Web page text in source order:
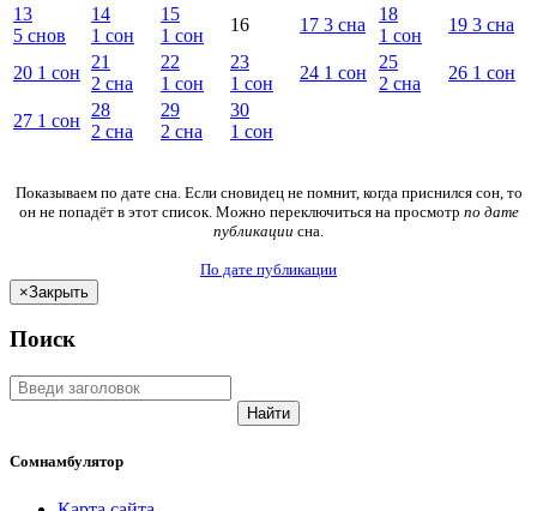
13
5 снов
14
1 сон
15
1 сон
16 17 3 сна
18
1 сон
19 3 сна
20 1 сон
21
2 сна
22
1 сон
23
1 сон
24 1 сон
25
2 сна
26 1 сон
27 1 сон
28
2 сна
29
2 сна
30
1 сон
Показываем по дате сна. Если сновидец не помнит, когда приснился сон, то
он не попадёт в этот список. Можно переключиться на просмотр по дате
публикации сна.
По дате публикации
×Закрыть
Поиск
Найти
Сомнамбулятор